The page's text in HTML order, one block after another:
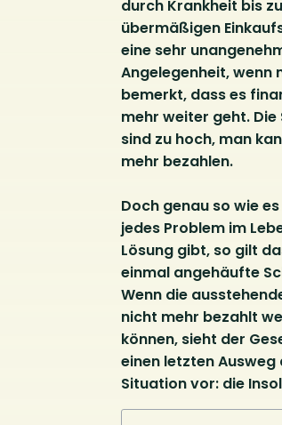
durch Krankheit bis
übermäßigen
eine sehr
Angelegenheit, wenn
bemerkt, dass es
mehr weiter geht. Die
sind zu hoch, man
mehr bezahlen.
Doch genau so wie
jedes Problem im
Lösung gibt, so gilt
einmal angehäufte
Wenn die
nicht mehr bezahlt
können, sieht der
einen letzten Ausweg
Situation vor: die